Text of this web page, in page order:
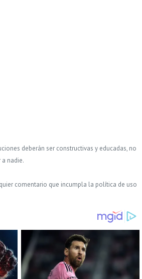
deberán ser constructivas y educadas, no
nadie.
comentario que incumpla la política de uso